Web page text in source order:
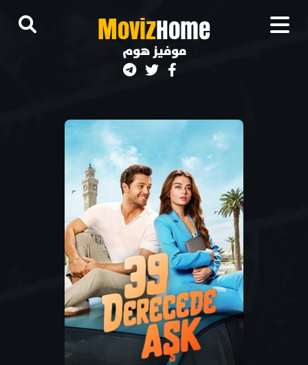
MovizHome
موفيز هوم